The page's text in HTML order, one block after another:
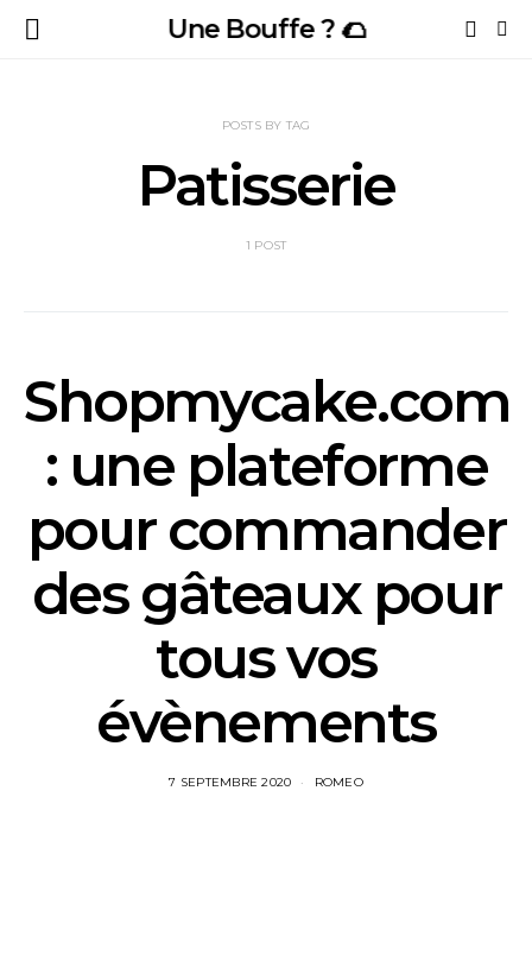
Une Bouffe ? 🌮
POSTS BY TAG
Patisserie
1 POST
Shopmycake.com
: une plateforme
pour commander
des gâteaux pour
tous vos
évènements
7 SEPTEMBRE 2020 ROMEO